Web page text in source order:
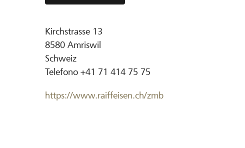
Kirchstrasse 13
8580 Amriswil
Schweiz
Telefono +41 71 414 75 75
https://www.raiffeisen.ch/zmb